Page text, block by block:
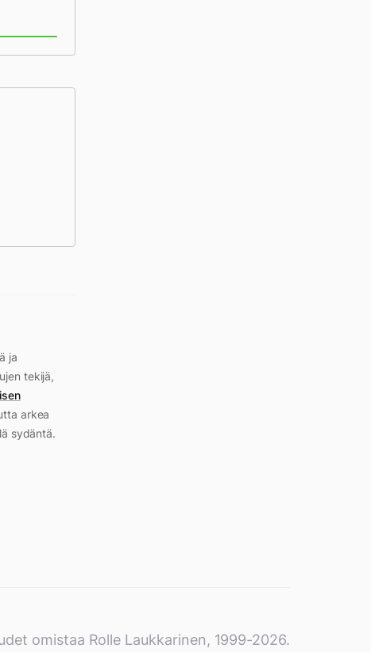
ja
tekijä,
arkea
sydäntä.
omistaa Rolle Laukkarinen, 1999-2026.